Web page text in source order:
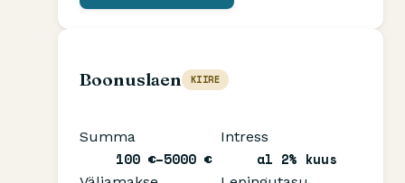
Boonuslaen KIIRE
Summa
100 €–5000 €
Intress
al 2% kuus